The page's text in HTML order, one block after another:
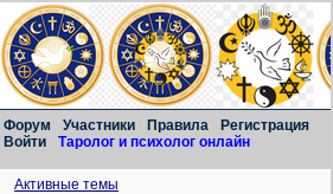
Форум Участники Правила
Регистрация
Войти
Таролог и психолог онлайн
Активные темы